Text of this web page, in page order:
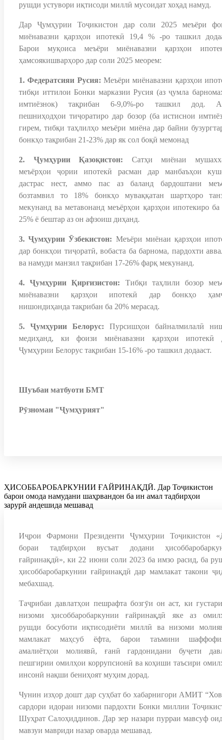
рушди устувори иқтисоди миллӣ мусоидат хоҳад намуд.
Дар Ҷумҳурии Тоҷикистон дар соли 2025 меъёри
миёнавазни қарзҳои ипотекӣ 19,4 % -ро ташкил
Барои муқоиса меъёри миёнавазни қарзҳои
ҳамсоякишварҳоро дар соли 2025 меорем:
1. Федератсияи Русия: Меъёри миёнавазни қарзҳои
тибқи иттилои Бонки марказии Русия (аз ҷумла
имтиёзнок) тақрибан 6-9,0%-ро ташкил дод.
пешниҳодҳои тиҷоратиро дар бозор (ба истиснои
гирем, тибқи таҳлилҳо меъёри миёна дар байни
бонкҳо тақрибан 21-23% дар як сол боқӣ мемонад
2. Ҷумҳурии Қазоқистон: Сатҳи миёнаи
меъёрҳои ҷории ипотекӣ расман дар манбаъҳои
дастрас нест, аммо пас аз баланд бардоштани
бозтамвил то 18% бонкҳо муваққатан шартҳоро
мекунанд ва метавонанд меъёрҳои қарзҳои ипотекиро ба
25% ё бештар аз он афзоиш диҳанд.
3. Ҷумҳурии Ӯзбекистон: Меъёри миёнаи қарзҳои
дар бонкҳои тиҷоратӣ, вобаста ба барнома, пардохти
ва намуди манзил тақрибан 17-26% фарқ мекунанд.
4. Ҷумҳурии Қирғизистон: Тибқи таҳлили бозор
миёнавазни қарзҳои ипотекӣ дар бонкҳо
нишондиҳанда тақрибан ба 20% мерасад.
5. Ҷумҳурии Белорус: Пурсишҳои байналмилалӣ
медиҳанд, ки фоизи миёнавазни қарзҳои ипотекӣ
Ҷумҳурии Белорус тақрибан 15-16% -ро ташкил додааст.
Шуъбаи матбуоти БМТ
Рӯзномаи "Ҷумҳурият"
ҲИСОББАРОБАРКУНИИ ҒАЙРИНАҚДӢ. Дар Тоҷикистон
барои омода намудани шаҳрвандон ба ин амал тадбирҳои
зарурӣ андешида мешавад
Иҷрои Фармони Президенти Ҷумҳурии Тоҷикистон
бораи тадбирҳои вусъат додани
ғайринақдӣ», ки 22 июни соли 2023 ба имзо расид, ба
ҳисоббаробаркунии ғайринақдӣ дар мамлакат такони
мебахшад.
Таҷрибаи давлатҳои пешрафта бозгӯи он аст, ки
низоми ҳисоббаробаркунии ғайринақдӣ яке аз
рушди босуботи иқтисодиёти миллӣ ва низоми
мамлакат маҳсуб ёфта, барои таъмини
амалиётҳои молиявӣ, ғанӣ гардонидани буҷети
пешгирии омилҳои коррупсионӣ ва коҳиши таъсири
инсонӣ нақши бениҳоят муҳим дорад.
Чунин изҳор дошт дар суҳбат бо хабарнигори АМИТ
сардори идораи низоми пардохти Бонки миллии
Шуҳрат Салоҳиддинов. Дар зер назари пурраи мавсуф
мавзуи мавриди назар оварда мешавад.